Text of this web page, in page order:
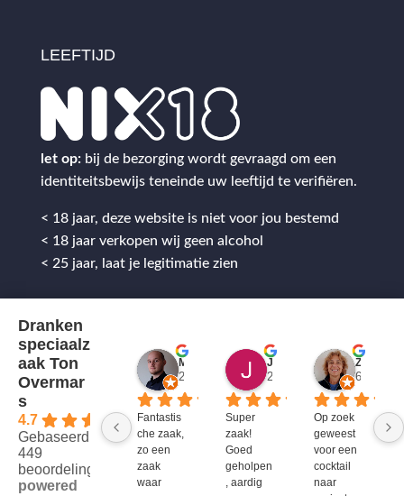
LEEFTIJD
let op: bij de bezorging wordt gevraagd om een
identiteitsbewijs teneinde uw leeftijd te verifiëren.
< 18 jaar, deze website is niet voor jou bestemd
< 18 jaar verkopen wij geen alcohol
< 25 jaar, laat je legitimatie zien
Dranken
speciaalz
aak Ton
Overmar
s
4.7
Gebaseerd op
449
beoordelingen
powered
2 jaar geleden
Fantastis
che zaak,
zo een
zaak
waar
2 jaar geleden
Super
zaak!
Goed
geholpen
, aardig
6 jaar
Op zoek
geweest
voor een
cocktail
naar